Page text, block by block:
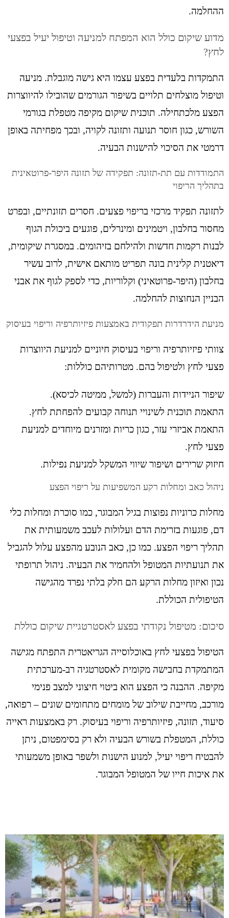
ההחלמה.
מדוע שיקום כולל הוא המפתח למניעה וטיפול יעיל בפצעי
לחץ?
התמקדות בלעדית בפצע עצמו היא גישה מוגבלת. מניעה
וטיפול מוצלחים תלויים בשיפור הגורמים שהובילו להיווצרות
הפצע מלכתחילה. תוכנית שיקום מקיפה מטפלת בגורמי
השורש, כגון חוסר תנועה ותזונה לקויה, ובכך מפחיתה באופן
דרמטי את הסיכוי להישנות הבעיה.
התמודדות עם תת-תזונה: תפקידה של תזונה היפר-פרוטאינית
בתהליך הריפוי
לתזונה תפקיד מרכזי בריפוי פצעים. חסרים תזונתיים, ובפרט
מחסור בחלבון, ויטמינים ומינרלים, פוגעים ביכולת הגוף
לבנות רקמות חדשות ולהילחם בזיהומים. במסגרת שיקומית,
דיאטנית קלינית בונה תפריט מותאם אישית, לרוב עשיר
בחלבון (היפר-פרוטאיני) וקלוריות, כדי לספק לגוף את אבני
הבניין הנחוצות להחלמה.
מניעת הידרדרות תפקודית באמצעות פיזיותרפיה וריפוי בעיסוק
צוותי פיזיותרפיה וריפוי בעיסוק חיוניים למניעת היווצרות
פצעי לחץ ולטיפול בהם. מטרותיהם כוללות:
שיפור הניידות והעברות (למשל, ממיטה לכיסא).
התאמת תוכנית לשינויי תנוחה קבועים להפחתת לחץ.
התאמת אביזרי עזר, כגון כריות ומזרנים מיוחדים למניעת
פצעי לחץ.
חיזוק שרירים ושיפור שיווי המשקל למניעת נפילות.
ניהול כאב ומחלות רקע המשפיעות על ריפוי הפצע
מחלות כרוניות נפוצות בגיל המבוגר, כמו סוכרת ומחלות כלי
דם, פוגעות בזרימת הדם ועלולות לעכב משמעותית את
תהליך ריפוי הפצע. כמו כן, כאב הנובע מהפצע עלול להגביל
את תנועתיות המטופל ולהחמיר את הבעיה. ניהול תרופתי
נכון ואיזון מחלות הרקע הם חלק בלתי נפרד מהגישה
הטיפולית הכוללת.
סיכום: מטיפול נקודתי בפצע לאסטרטגיית שיקום כוללת
הטיפול בפצעי לחץ באוכלוסייה הגריאטרית התפתח מגישה
המתמקדת בחבישה מקומית לאסטרטגיה רב-מערכתית
מקיפה. ההבנה כי הפצע הוא ביטוי חיצוני למצב פנימי
מורכב, מחייבת שילוב של מומחים מתחומים שונים – רפואה,
סיעוד, תזונה, פיזיותרפיה וריפוי בעיסוק. רק באמצעות ראייה
כוללת, המטפלת בשורש הבעיה ולא רק בסימפטום, ניתן
להבטיח ריפוי יעיל, למנוע הישנות ולשפר באופן משמעותי
את איכות חייו של המטופל המבוגר.